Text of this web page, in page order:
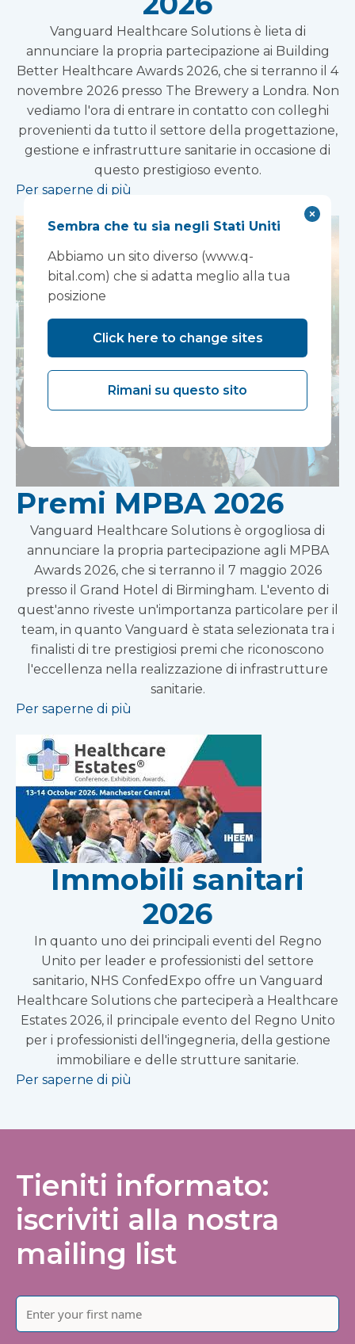
Vanguard Healthcare Solutions è lieta di
annunciare la propria partecipazione ai Building
Better Healthcare Awards 2026, che si terranno il 4
novembre 2026 presso The Brewery a Londra. Non
vediamo l'ora di entrare in contatto con colleghi
provenienti da tutto il settore della progettazione,
gestione e infrastrutture sanitarie in occasione di
questo prestigioso evento.
Per saperne di più
Premi MPBA 2026
Vanguard Healthcare Solutions è orgogliosa di
annunciare la propria partecipazione agli MPBA
Awards 2026, che si terranno il 7 maggio 2026
presso il Grand Hotel di Birmingham. L'evento di
quest'anno riveste un'importanza particolare per il
team, in quanto Vanguard è stata selezionata tra i
finalisti di tre prestigiosi premi che riconoscono
l'eccellenza nella realizzazione di infrastrutture
sanitarie.
Per saperne di più
Immobili sanitari
2026
In quanto uno dei principali eventi del Regno
Unito per leader e professionisti del settore
sanitario, NHS ConfedExpo offre un Vanguard
Healthcare Solutions che parteciperà a Healthcare
Estates 2026, il principale evento del Regno Unito
per i professionisti dell'ingegneria, della gestione
immobiliare e delle strutture sanitarie.
Per saperne di più
Tieniti informato:
iscriviti alla nostra
mailing list
Sembra che tu sia negli Stati Uniti
Abbiamo un sito diverso (www.q-
bital.com) che si adatta meglio alla tua
posizione
Click here to change sites
Rimani su questo sito